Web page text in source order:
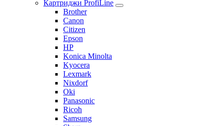
Картриджи ProfiLine
Brother
Canon
Citizen
Epson
HP
Konica Minolta
Kyocera
Lexmark
Nixdorf
Oki
Panasonic
Ricoh
Samsung